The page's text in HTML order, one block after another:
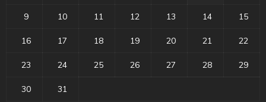
9 10 11 12 13 14 15
16 17 18 19 20 21 22
23 24 25 26 27 28 29
30 31